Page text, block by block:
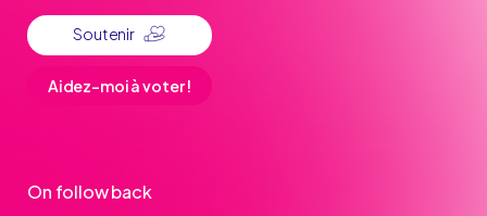
Soutenir
Aidez-moi à voter !
On follow back